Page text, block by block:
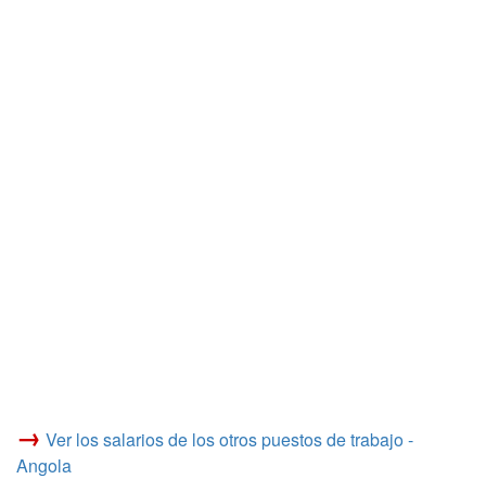
→ Ver los salarios de los otros puestos de trabajo -
Angola